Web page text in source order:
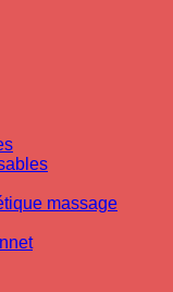
massage